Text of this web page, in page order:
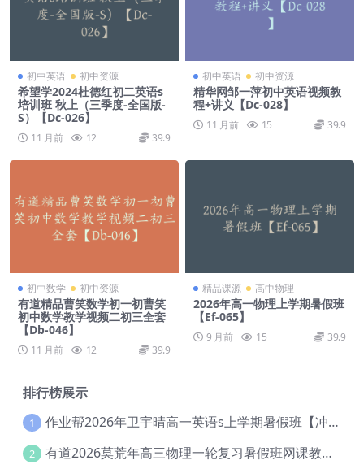
初中英语 初中资源
希望学2024杜德红初二英语s
培训班 秋上（三季度-全国版-
S）【Dc-026】
11 月前 12 39.9
初中英语 初中资源
精华网邹一萍初中英语视频教
程+讲义【Dc-028】
11 月前 15 39.9
初中数学 初中资源
有道精品曹笑数学初一初曹笑
初中数学教学视频二初三全套
【Db-046】
11 月前 12 39.9
精品课源 高中物理
2026年高一物理上学期暑假班
【Ef-065】
9 月前 15 39.9
排行榜展示
1 作业帮2026年卫宇晴高一英语s上学期暑假班【冲顶班】【Ec-003】
2 有道2026莫荒年高三物理一轮复习暑假班网课教程【Ef-044】